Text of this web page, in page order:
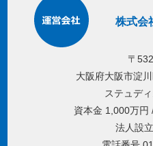
株式会
〒
大阪府大阪市淀
ステュデ
資本金 1,000万円
法人設